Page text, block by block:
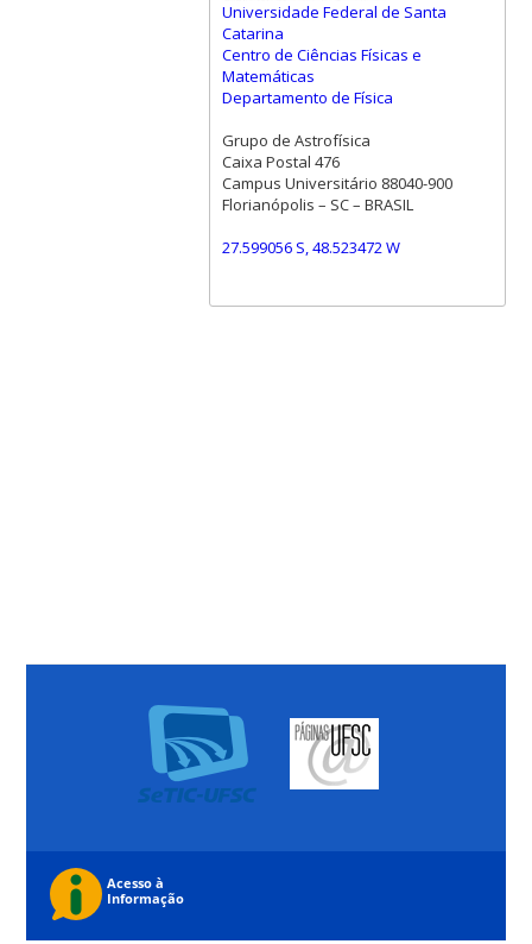
Universidade Federal de Santa
Catarina
Centro de Ciências Físicas e
Matemáticas
Departamento de Física
Grupo de Astrofísica
Caixa Postal 476
Campus Universitário 88040-900
Florianópolis – SC – BRASIL
27.599056 S, 48.523472 W